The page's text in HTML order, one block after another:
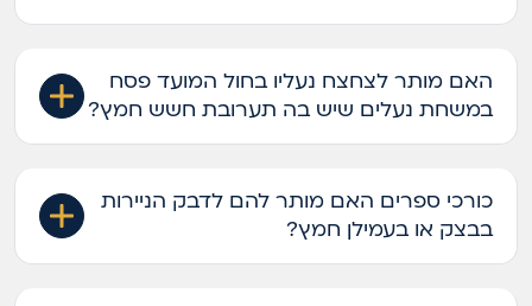
האם מותר לצחצח נעליו בחול המועד פסח
במשחת נעלים שיש בה תערובת חשש חמץ?
כורכי ספרים האם מותר להם לדבק הניירות
בבצק או בעמילן חמץ?